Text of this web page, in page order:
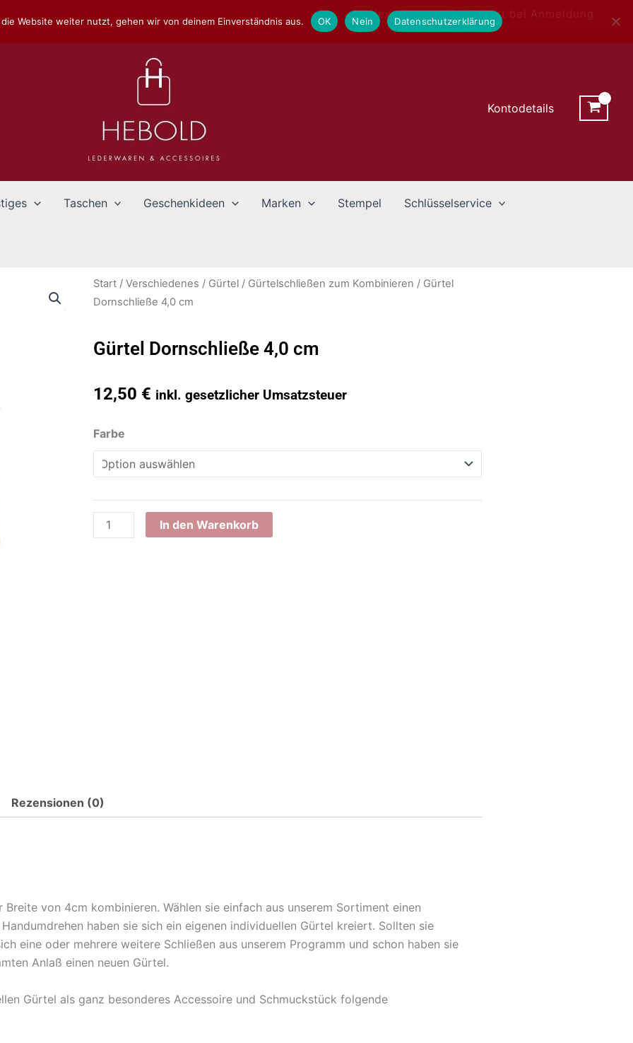
Newsletter - 10% Rabatt bei Anmeldung
Kontodetails
Taschen Geschenkideen Marken Stempel Schlüsselservice
Start / Verschiedenes / Gürtel / Gürtelschließen zum Kombinieren / Gürtel
Dornschließe 4,0 cm
Gürtel Dornschließe 4,0 cm
12,50 € inkl. gesetzlicher Umsatzsteuer
Farbe
Gürtel
Dornschließe
4,0
Menge
In den Warenkorb
Rezensionen (0)
von 4cm kombinieren. Wählen sie einfach aus unserem Sortiment einen
haben sie sich ein eigenen individuellen Gürtel kreiert. Sollten sie
eine oder mehrere weitere Schließen aus unserem Programm und schon haben sie
Anlaß einen neuen Gürtel.
Gürtel als ganz besonderes Accessoire und Schmuckstück folgende
die Website weiter nutzt, gehen wir von deinem Einverständnis aus. OK Nein Datenschutzerklärung